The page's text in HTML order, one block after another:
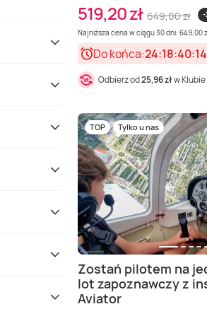
519,20 zł 649,00 zł
-
Najniższa cena w ciągu 30 dni: 649,00
Do końca:24:18:40:12
Odbierz od25,96 złw
TOP Tylko u nas
Zostań pilotem na
lot zapoznawczy z
Aviator